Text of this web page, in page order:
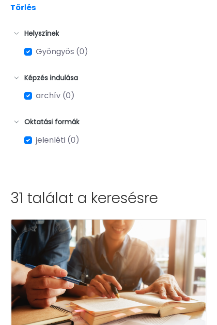
Törlés
Helyszínek
Gyöngyös (0)
Képzés indulása
archív (0)
Oktatási formák
jelenléti (0)
31 találat a keresésre